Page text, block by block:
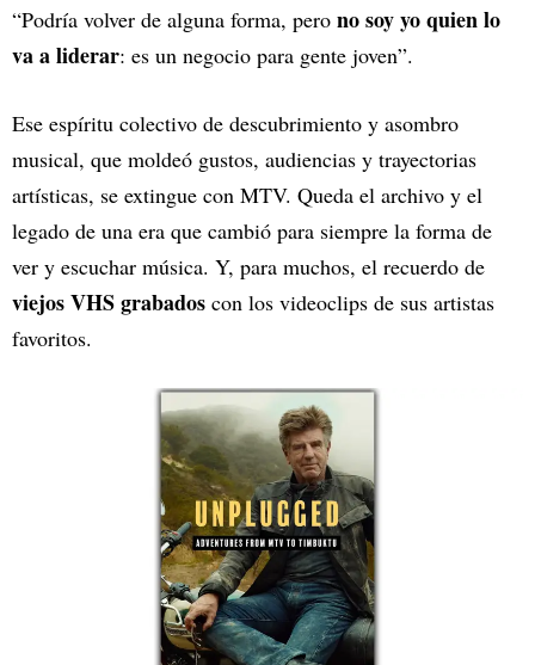
“Podría volver de alguna forma, pero no soy yo quien lo
va a liderar: es un negocio para gente joven”.
Ese espíritu colectivo de descubrimiento y asombro
musical, que moldeó gustos, audiencias y trayectorias
artísticas, se extingue con MTV. Queda el archivo y el
legado de una era que cambió para siempre la forma de
ver y escuchar música. Y, para muchos, el recuerdo de
viejos VHS grabados con los videoclips de sus artistas
favoritos.